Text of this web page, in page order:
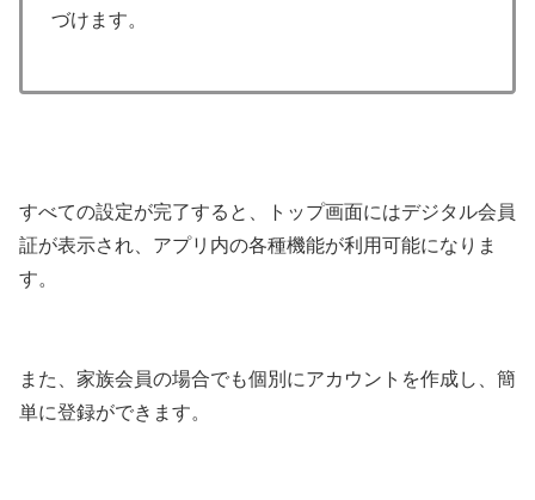
づけます。
すべての設定が完了すると、トップ画面にはデジタル会員
証が表示され、アプリ内の各種機能が利用可能になりま
す。
また、家族会員の場合でも個別にアカウントを作成し、簡
単に登録ができます。